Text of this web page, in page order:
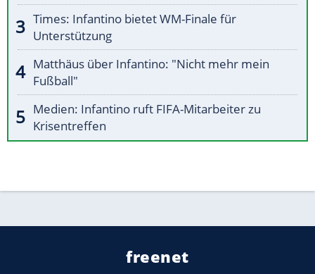
Times: Infantino bietet WM-Finale für
Unterstützung
Matthäus über Infantino: "Nicht mehr mein
Fußball"
Medien: Infantino ruft FIFA-Mitarbeiter zu
Krisentreffen
freenet